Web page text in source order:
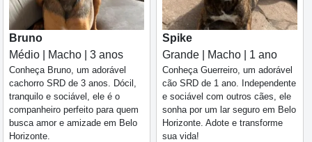
Bruno
Médio | Macho | 3 anos
Conheça Bruno, um adorável
cachorro SRD de 3 anos. Dócil,
tranquilo e sociável, ele é o
companheiro perfeito para quem
busca amor e amizade em Belo
Horizonte.
Spike
Grande | Macho | 1 ano
Conheça Guerreiro, um adorável
cão SRD de 1 ano. Independente
e sociável com outros cães, ele
sonha por um lar seguro em Belo
Horizonte. Adote e transforme
sua vida!